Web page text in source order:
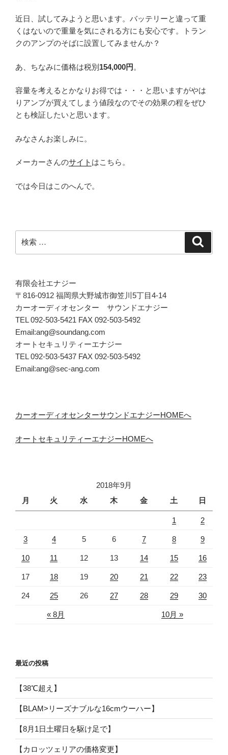
近日、試してみようと思います。バッテリーと違って重
くはないので重量を気にされる方にも安心です。トラン
クのアンプのそばに設置してみませんか？
あ、ちなみに価格は税別 154,000円 。
容量を考えるとかなりお得では・・・と思いますがやは
りアンプが買えてしまう値段なのでその効果の程をぜひ
とも検証したいと思います。
みなさんお楽しみに。
メーカーさんのサイト はこちら。
では今日はこのへんで。
検
索:
有限会社エナジー
〒816-0912 福岡県大野城市御笠川5丁目4-14
カーオーディオセンター サウンドエナジー
TEL 092-503-5421 FAX 092-503-5492
Email:ang@soundang.com
オートセキュリティーエナジー
TEL 092-503-5437 FAX 092-503-5492
Email:ang@sec-ang.com
カーオーディオセンターサウンドエナジーHOMEへ
オートセキュリティーエナジーHOMEへ
2018年9月
月
火 水 木 金 土 日
« 8月 10月 »
1 2
3 4 5 6 7 8 9
10 11 12 13 14 15 16
17 18 19 20 21 22 23
24 25 26 27 28 29 30
最近の投稿
【38℃超え】
【BLAM>リーズナブルな16cmウーハー】
【8月1日土曜日を駆け足で】
【カロッツェリアの価格変更】